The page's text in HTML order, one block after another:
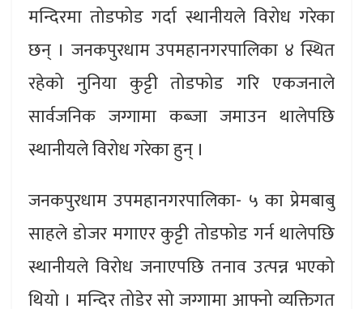
मन्दिरमा तोडफोड गर्दा स्थानीयले विरोध गरेका
छन् । जनकपुरधाम उपमहानगरपालिका ४ स्थित
रहेको नुनिया कुट्टी तोडफोड गरि एकजनाले
सार्वजनिक जग्गामा कब्जा जमाउन थालेपछि
स्थानीयले विरोध गरेका हुन् ।
जनकपुरधाम उपमहानगरपालिका- ५ का प्रेमबाबु
साहले डोजर मगाएर कुट्टी तोडफोड गर्न थालेपछि
स्थानीयले विरोध जनाएपछि तनाव उत्पन्न भएको
थियो । मन्दिर तोडेर सो जग्गामा आफ्नो व्यक्तिगत